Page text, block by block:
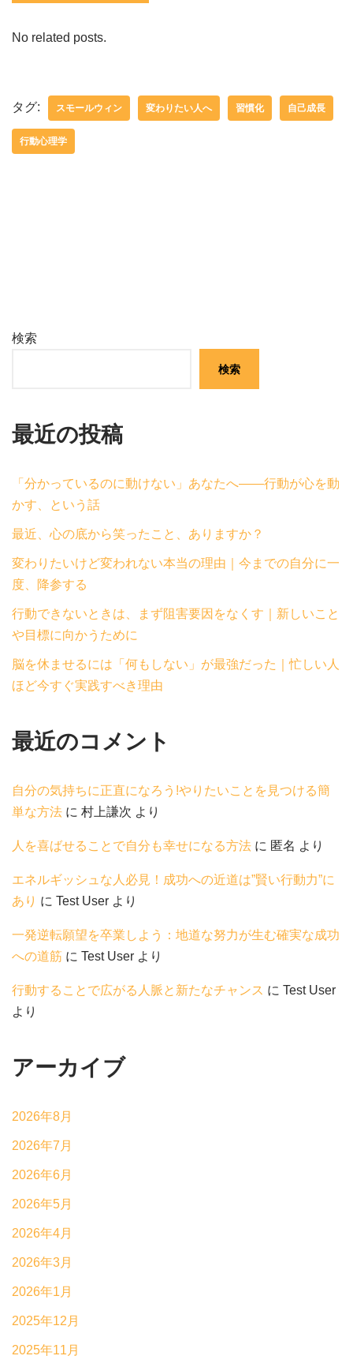
No related posts.
タグ: スモールウィン 変わりたい人へ 習慣化 自己成長
行動心理学
検索
検索
最近の投稿
「分かっているのに動けない」あなたへ——行動が心を動
かす、という話
最近、心の底から笑ったこと、ありますか？
変わりたいけど変われない本当の理由｜今までの自分に一
度、降参する
行動できないときは、まず阻害要因をなくす｜新しいこと
や目標に向かうために
脳を休ませるには「何もしない」が最強だった｜忙しい人
ほど今すぐ実践すべき理由
最近のコメント
自分の気持ちに正直になろう!やりたいことを見つける簡
単な方法 に 村上謙次 より
人を喜ばせることで自分も幸せになる方法 に 匿名 より
エネルギッシュな人必見！成功への近道は”賢い行動力”に
あり に Test User より
一発逆転願望を卒業しよう：地道な努力が生む確実な成功
への道筋 に Test User より
行動することで広がる人脈と新たなチャンス に Test User
より
アーカイブ
2026年8月
2026年7月
2026年6月
2026年5月
2026年4月
2026年3月
2026年1月
2025年12月
2025年11月